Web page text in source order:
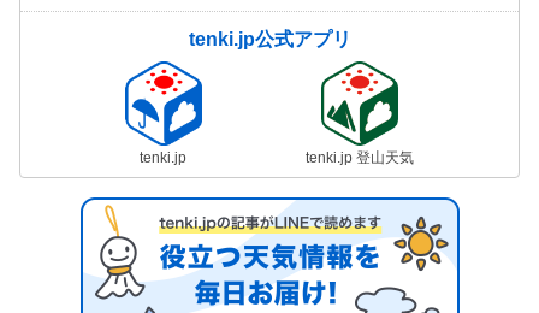
tenki.jp公式アプリ
tenki.jp tenki.jp 登山天気